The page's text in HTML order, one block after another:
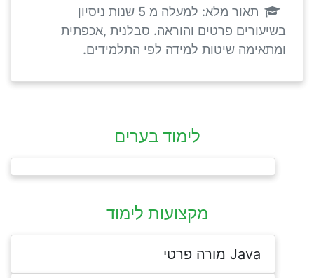
תאור מלא: למעלה מ 5 שנות ניסיון
בשיעורים פרטים והוראה. סבלנית ,אכפתית
ומתאימה שיטות למידה לפי התלמידים.
לימוד בערים
מקצועות לימוד
Java מורה פרטי